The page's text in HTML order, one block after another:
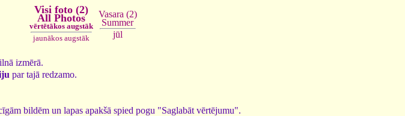
Visi foto (2)
All Photos
vērtētākos augstāk
jaunākos augstāk
Vasara (2)
Summer
jūl
izmērā.
par tajā redzamo.
bildēm un lapas apakšā spied pogu "Saglabāt vērtējumu".